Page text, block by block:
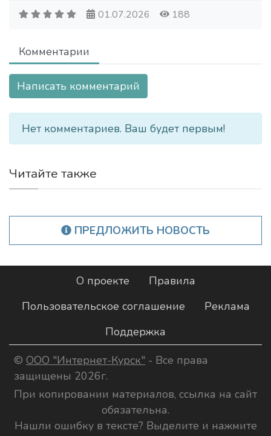
01.07.2026 188
Комментарии
Написать комментарий
Нет комментариев. Ваш будет первым!
Читайте также
ПРЕДЛОЖИТЬ НОВОСТЬ
О проекте
Правила
Пользовательское соглашение
Реклама
Поддержка
© ООО "Интернет-Курск" - Все права
защищены 2026г.
При копировании материалов, ссылка на сайт
обязательна.
Нашли ошибку в тексте? Выделите и нажмите